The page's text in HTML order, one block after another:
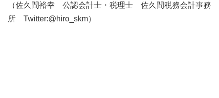
（佐久間裕幸 公認会計士・税理士 佐久間税務会計事務
所 Twitter:@hiro_skm）